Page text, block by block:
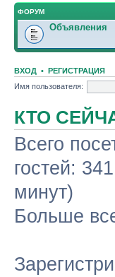
ФОРУМ
Объявления
ВХОД • РЕГИСТРАЦИЯ
Имя пользователя:
КТО
Всего
гостей:
минут)
Больше